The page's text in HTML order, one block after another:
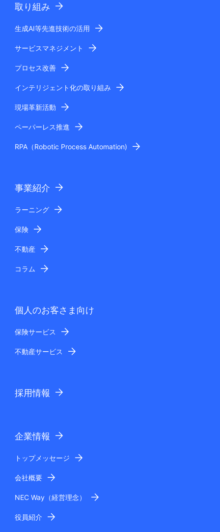
取り組み
生成AI等先進技術の活用
サービスマネジメント
プロセス改善
インテリジェント化の取り組み
現場革新活動
ペーパーレス推進
RPA（Robotic Process Automation)
事業紹介
ラーニング
保険
不動産
コラム
個人のお客さま向け
保険サービス
不動産サービス
採用情報
企業情報
トップメッセージ
会社概要
NEC Way（経営理念）
役員紹介